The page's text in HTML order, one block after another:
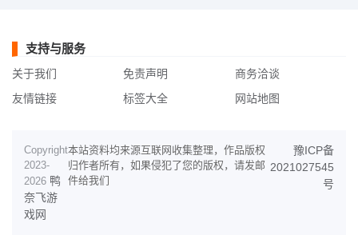
支持与服务
关于我们
免责声明
商务洽谈
友情链接
标签大全 网站地图
Copyright
2023-
2026 鸭
奈飞游
戏网
本站资料均来源互联网收集整理，作品版权
归作者所有，如果侵犯了您的版权，请发邮
件给我们
豫ICP备
2021027545
号